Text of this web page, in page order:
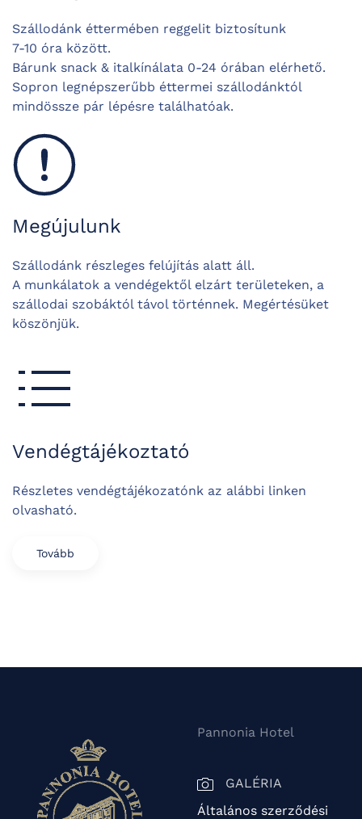
Szállodánk éttermében reggelit biztosítunk
7-10 óra között.
Bárunk snack & italkínálata 0-24 órában elérhető.
Sopron legnépszerűbb éttermei szállodánktól
mindössze pár lépésre találhatóak.
Megújulunk
Szállodánk részleges felújítás alatt áll.
A munkálatok a vendégektől elzárt területeken, a
szállodai szobáktól távol történnek. Megértésüket
köszönjük.
Vendégtájékoztató
Részletes vendégtájékozatónk az alábbi linken
olvasható.
Tovább
Pannonia Hotel
GALÉRIA
Általános szerződési